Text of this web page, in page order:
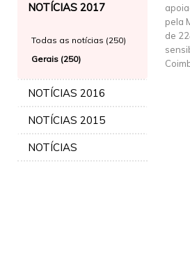
NOTÍCIAS 2017
Todas as notícias (250)
Gerais (250)
NOTÍCIAS 2016
NOTÍCIAS 2015
NOTÍCIAS
pela
de